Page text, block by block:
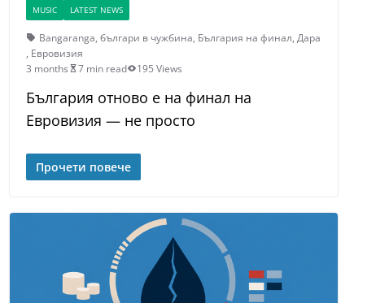
MUSIC LATEST NEWS
Bangaranga, българи в чужбина, България на финал, Дара
, Евровизия
3 months
7 min read 195 Views
България отново е на финал на
Евровизия — не просто
Прочети повече